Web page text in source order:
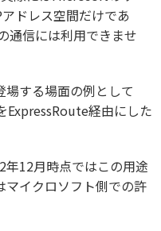
ドレス空間だけであ
通信には利用できませ
する場面の例として
経由にした
12月時点ではこの用途
イクロソフト側での許